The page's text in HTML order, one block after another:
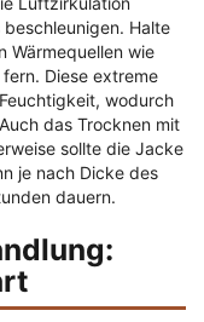
Halte
Wärmequellen wie
Diese extreme
wodurch
das Trocknen mit
sollte die Jacke
je nach Dicke des
dauern.